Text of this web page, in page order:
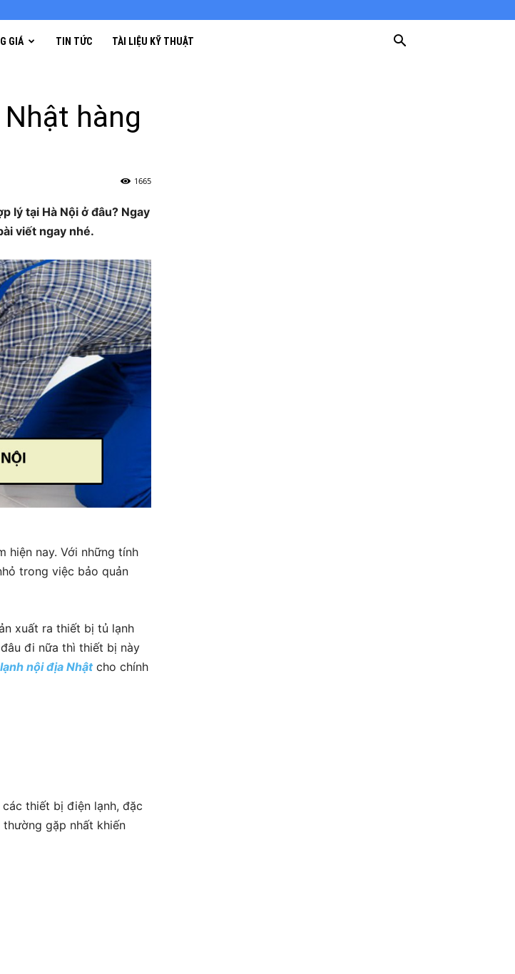
GIÁ TIN TỨC TÀI LIỆU KỸ THUẬT
hàng
1665
lý tại Hà Nội ở đâu? Ngay
viết ngay nhé.
hiện nay. Với những tính
trong việc bảo quản
xuất ra thiết bị tủ lạnh
đi nữa thì thiết bị này
nội địa Nhậtcho chính
thiết bị điện lạnh, đặc
gặp nhất khiến